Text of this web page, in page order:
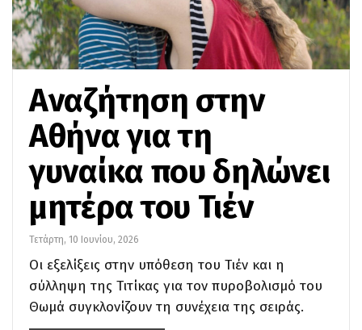
Αναζήτηση στην
Αθήνα για τη
γυναίκα που δηλώνει
μητέρα του Τιέν
Τετάρτη, 10 Ιουνίου, 2026
Οι εξελίξεις στην υπόθεση του Τιέν και η
σύλληψη της Τιτίκας για τον πυροβολισμό του
Θωμά συγκλονίζουν τη συνέχεια της σειράς.